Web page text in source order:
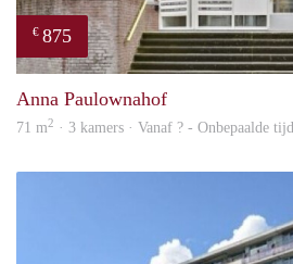
€ 875
Anna Paulownahof
71 m2 · 3 kamers · Vanaf ? - Onbepaalde tijd